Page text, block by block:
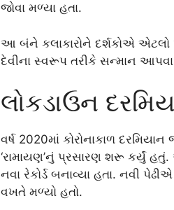
જોવા મળ્યા હતા.
આ બંને કલાકારોને દર્શકોએ
દેવીના સ્વરૂપ તરીકે સન્માન આપવા
લોકડાઉન
વર્ષ 2020માં કોરોનાકાળ
‘રામાયણ’નું પ્રસારણ શરૂ કર્યું
નવા રેકોર્ડ બનાવ્યા હતા. નવી
વખતે મળ્યો હતો.